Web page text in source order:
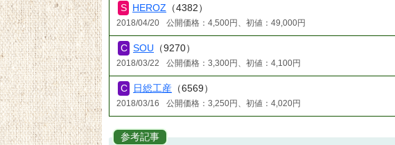
HEROZ （4382）
2018/04/20 公開価格：4,500円、初値：49,000円
SOU （9270）
2018/03/22 公開価格：3,300円、初値：4,100円
日総工産 （6569）
2018/03/16 公開価格：3,250円、初値：4,020円
参考記事